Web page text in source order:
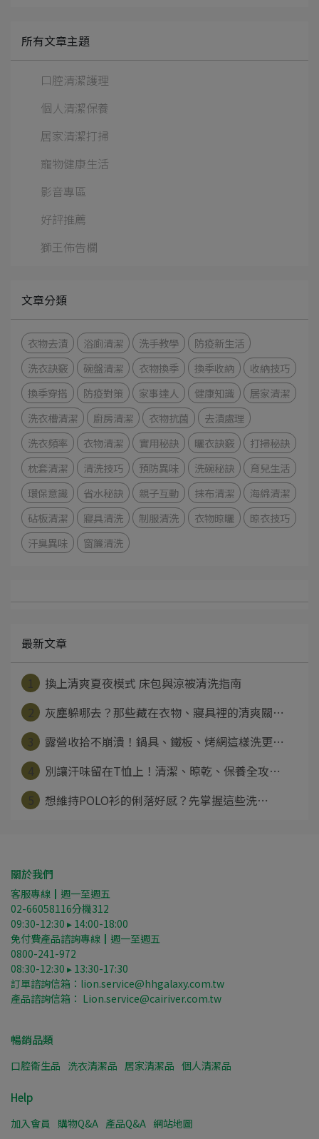
所有文章主題
口腔清潔護理
個人清潔保養
居家清潔打掃
寵物健康生活
影音專區
好評推薦
獅王佈告欄
文章分類
衣物去漬 浴廁清潔 洗手教學
防疫新生活
洗衣訣竅
碗盤清潔 衣物換季 換季收納
收納技巧
換季穿搭
防疫對策 家事達人 健康知識
居家清潔
洗衣槽清潔
廚房清潔 衣物抗菌
去漬處理
洗衣頻率
衣物清潔 實用秘訣 曬衣訣竅
打掃秘訣
枕套清潔
清洗技巧 預防異味 洗碗秘訣
育兒生活
環保意識
省水秘訣 親子互動 抹布清潔
海綿清潔
砧板清潔
寢具清洗 制服清洗 衣物晾曬
晾衣技巧
汗臭異味
窗簾清洗
最新文章
換上清爽夏夜模式 床包與涼被清洗指南
灰塵躲哪去？那些藏在衣物、寢具裡的清爽關⋯
露營收拾不崩潰！鍋具、鐵板、烤網這樣洗更⋯
別讓汗味留在T恤上！清潔、晾乾、保養全攻⋯
想維持POLO衫的俐落好感？先掌握這些洗⋯
關於我們
客服專線┃週一至週五
02-66058116分機312
09:30-12:30 ▸ 14:00-18:00
免付費產品諮詢專線┃週一至週五
0800-241-972
08:30-12:30 ▸ 13:30-17:30
訂單諮詢信箱：lion.service@hhgalaxy.com.tw
產品諮詢信箱： Lion.service@cairiver.com.tw
暢銷品類
口腔衛生品 洗衣清潔品 居家清潔品 個人清潔品
Help
加入會員 購物Q&A 產品Q&A 網站地圖